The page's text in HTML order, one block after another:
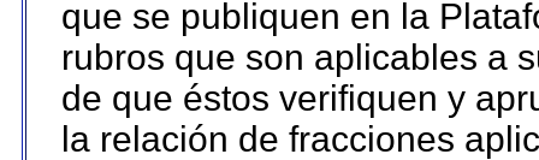
que se publiquen en la
rubros que son aplicables a
de que éstos verifiquen y
la relación de fracciones